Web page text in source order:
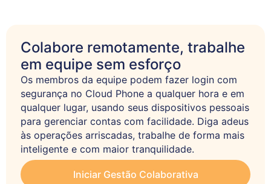
Colabore remotamente, trabalhe
em equipe sem esforço
Os membros da equipe podem fazer login com
segurança no Cloud Phone a qualquer hora e em
qualquer lugar, usando seus dispositivos pessoais
para gerenciar contas com facilidade. Diga adeus
às operações arriscadas, trabalhe de forma mais
inteligente e com maior tranquilidade.
Iniciar Gestão Colaborativa